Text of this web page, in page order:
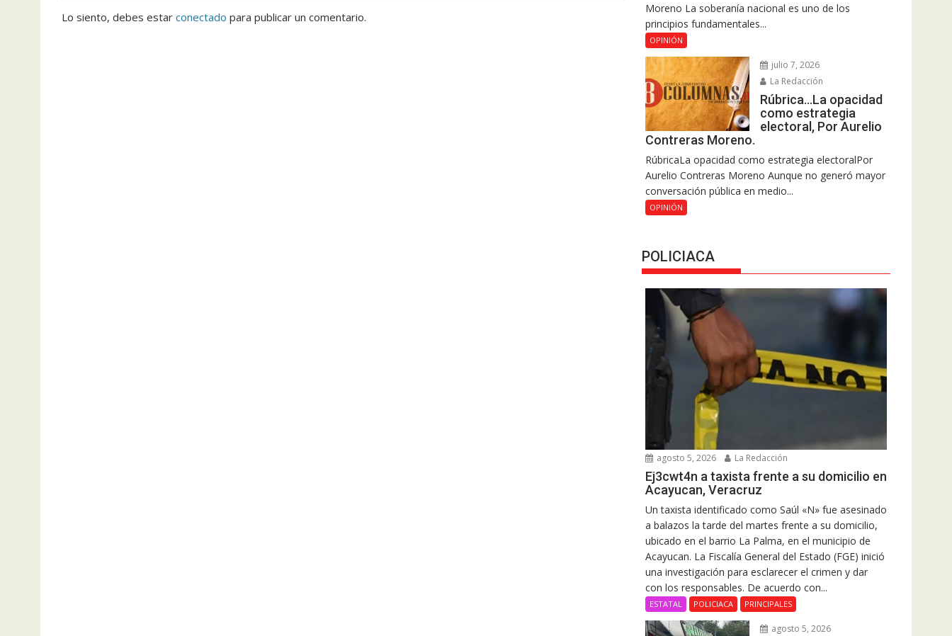
Lo siento, debes estar conectado para publicar un comentario.
Moreno La soberanía nacional es uno de los
principios fundamentales...
OPINIÓN
julio 7, 2026
La Redacción
Rúbrica…La opacidad
como estrategia
electoral, Por Aurelio
Contreras Moreno.
RúbricaLa opacidad como estrategia electoralPor
Aurelio Contreras Moreno Aunque no generó mayor
conversación pública en medio...
OPINIÓN
POLICIACA
agosto 5, 2026 La Redacción
Ej3cwt4n a taxista frente a su domicilio en
Acayucan, Veracruz
Un taxista identificado como Saúl «N» fue asesinado
a balazos la tarde del martes frente a su domicilio,
ubicado en el barrio La Palma, en el municipio de
Acayucan. La Fiscalía General del Estado (FGE) inició
una investigación para esclarecer el crimen y dar
con los responsables. De acuerdo con...
ESTATAL POLICIACA PRINCIPALES
agosto 5, 2026